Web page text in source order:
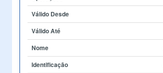
Válido Desde
Válido Até
Nome
Identificação